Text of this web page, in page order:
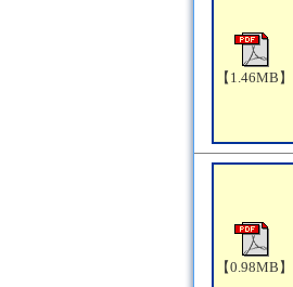
【1.46MB】
【0.98MB】